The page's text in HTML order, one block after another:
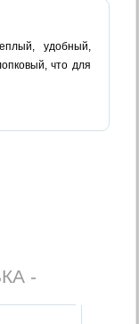
удобный,
что для
-